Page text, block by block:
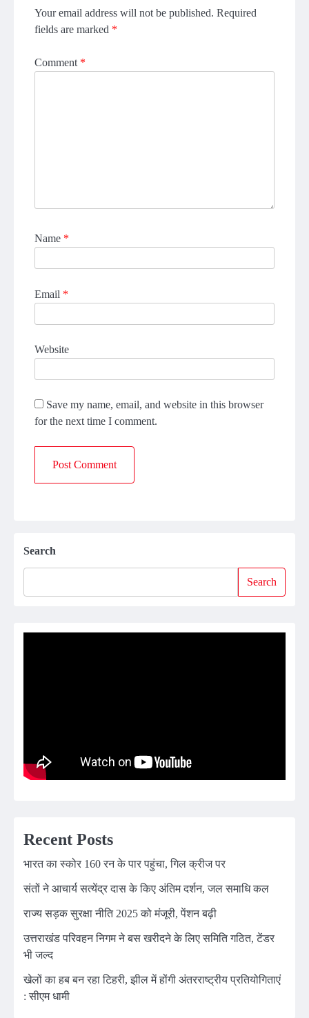
Your email address will not be published. Required
fields are marked *
Comment *
Name *
Email *
Website
Save my name, email, and website in this browser
for the next time I comment.
Search
Search
Recent Posts
भारत का स्कोर 160 रन के पार पहुंचा, गिल क्रीज पर
संतों ने आचार्य सत्येंद्र दास के किए अंतिम दर्शन, जल समाधि कल
राज्य सड़क सुरक्षा नीति 2025 को मंजूरी, पेंशन बढ़ी
उत्तराखंड परिवहन निगम ने बस खरीदने के लिए समिति गठित, टेंडर
भी जल्द
खेलों का हब बन रहा टिहरी, झील में होंगी अंतरराष्ट्रीय प्रतियोगिताएं
: सीएम धामी